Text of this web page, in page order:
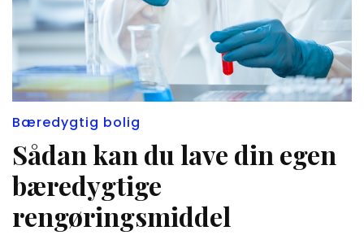
Bæredygtig bolig
Sådan kan du lave din egen
bæredygtige
rengøringsmiddel